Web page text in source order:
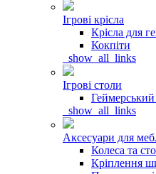
Ігрові крісла
Крісла для
Кокпіти
_show_all_links
Ігрові столи
Геймерський
_show_all_links
Аксесуари для
Колеса та
Кріплення